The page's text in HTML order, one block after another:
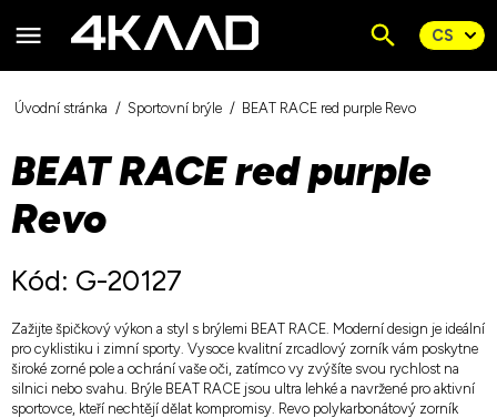
Úvodní stránka Sportovní brýle BEAT RACE red purple Revo
BEAT RACE red purple
Revo
Kód: G-20127
Zažijte špičkový výkon a styl s brýlemi BEAT RACE. Moderní design je ideální
pro cyklistiku i zimní sporty. Vysoce kvalitní zrcadlový zorník vám poskytne
široké zorné pole a ochrání vaše oči, zatímco vy zvýšíte svou rychlost na
silnici nebo svahu. Brýle BEAT RACE jsou ultra lehké a navržené pro aktivní
sportovce, kteří nechtějí dělat kompromisy. Revo polykarbonátový zorník